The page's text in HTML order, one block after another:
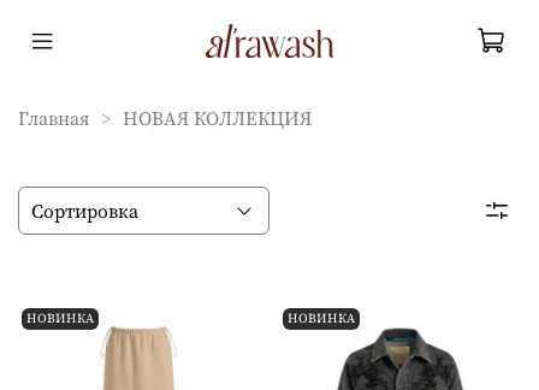
Главная НОВАЯ КОЛЛЕКЦИЯ
НОВИНКА НОВИНКА